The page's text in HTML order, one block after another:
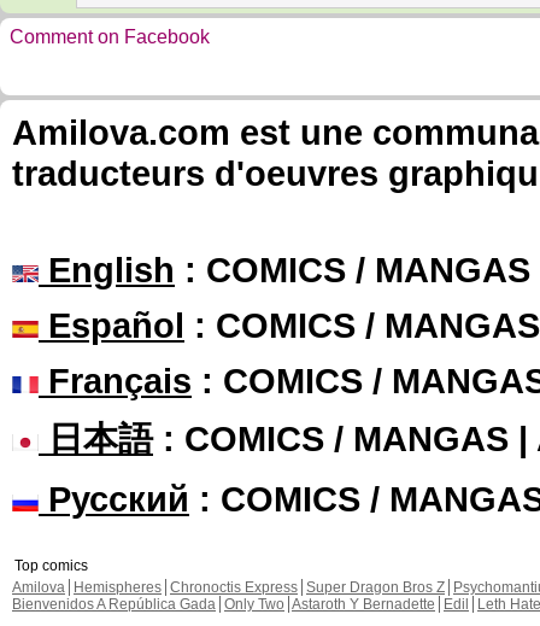
Comment on Facebook
Amilova.com est une
traducteurs d'oeuvres
English : COMICS /
Español : COMICS /
Français : COMICS /
日本語: COMICS / MANGAS |
Русский : COMICS /
Top comics
Amilova
Hemispheres Chronoctis Express Super Dragon Bros Z
Bienvenidos A República Gada Only Two Astaroth Y Bernadette Edil
Leth Hate